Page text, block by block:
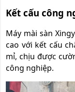
Kết cấu công
Máy mài sàn
cao với kết cấu
mỉ, chịu được
công nghiệp.